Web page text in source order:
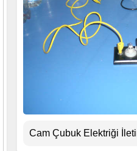
Cam Çubuk Elektriği